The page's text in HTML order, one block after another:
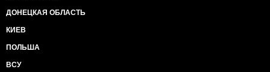
ДОНЕЦКАЯ ОБЛАСТЬ
КИЕВ
ПОЛЬША
ВСУ